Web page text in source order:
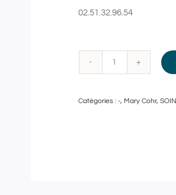
02.51.32.96.54
Mary
Catégories :-, Mary Cohr,